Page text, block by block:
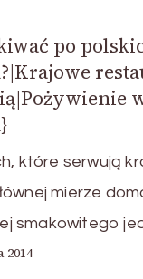
po
które serwują
mierze
smakowitego
2014